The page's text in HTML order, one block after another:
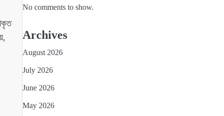
No comments to show.
Archives
August 2026
July 2026
June 2026
May 2026